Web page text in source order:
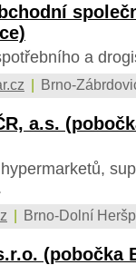
a
| Brno-
a.s.
| Brno-Dolní
(pobočka